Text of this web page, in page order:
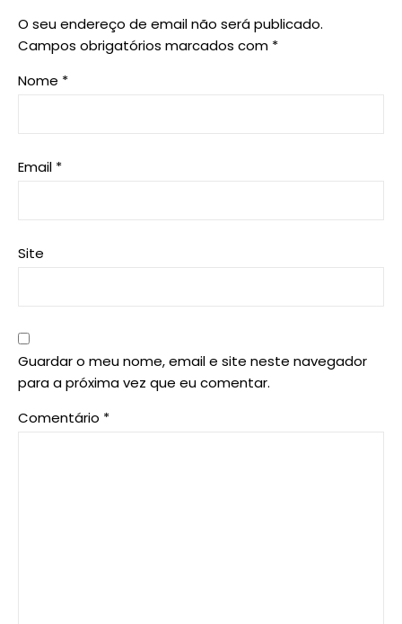
O seu endereço de email não será publicado.
Campos obrigatórios marcados com *
Nome *
Email *
Site
Guardar o meu nome, email e site neste navegador
para a próxima vez que eu comentar.
Comentário *